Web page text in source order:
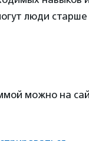
люди
можно на